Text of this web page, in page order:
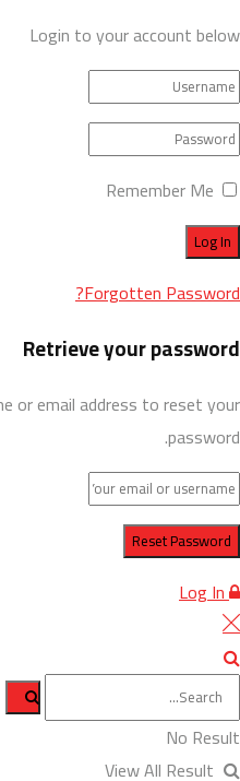
Login to your account below
Remember Me
Forgotten Password?
Retrieve your password
or email address to reset your
password.
Log In
No Result